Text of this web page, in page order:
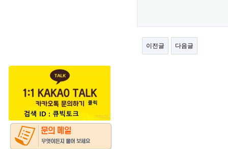
이전글 다음글